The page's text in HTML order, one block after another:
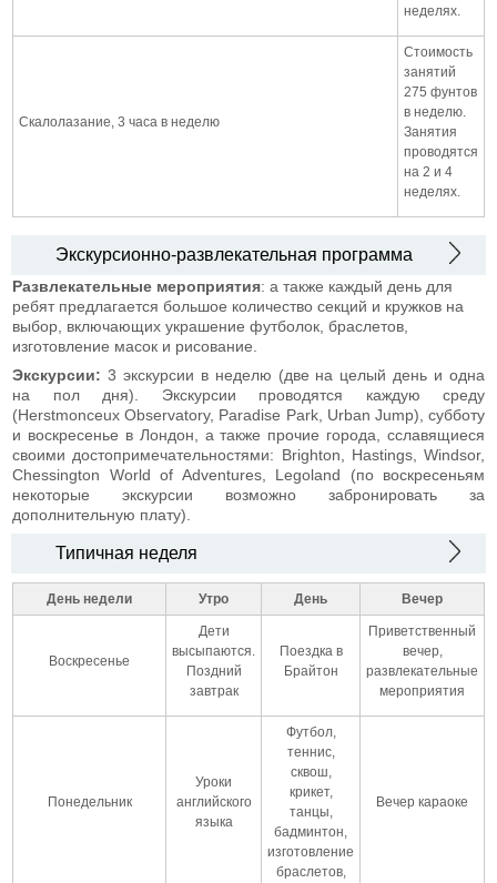
неделях.
Скалолазание, 3 часа в неделю
Стоимость
занятий
275 фунтов
в неделю.
Занятия
проводятся
на 2 и 4
неделях.
Экскурсионно-развлекательная программа
Развлекательные мероприятия: а также каждый день для
ребят предлагается большое количество секций и кружков на
выбор, включающих украшение футболок, браслетов,
изготовление масок и рисование.
Экскурсии: 3 экскурсии в неделю (две на целый день и одна
на пол дня). Экскурсии проводятся каждую среду
(Herstmonceux Observatory, Paradise Park, Urban Jump), субботу
и воскресенье в Лондон, а также прочие города, cславящиеся
своими достопримечательностями: Brighton, Hastings, Windsor,
Chessington World of Adventures, Legoland (по воскресеньям
некоторые экскурсии возможно забронировать за
дополнительную плату).
Типичная неделя
День недели Утро День Вечер
Воскресенье
Дети
высыпаются.
Поздний
завтрак
Поездка в
Брайтон
Приветственный
вечер,
развлекательные
мероприятия
Понедельник
Уроки
английского
языка
Футбол,
теннис,
сквош,
крикет,
танцы,
бадминтон,
изготовление
браслетов,
Вечер караоке